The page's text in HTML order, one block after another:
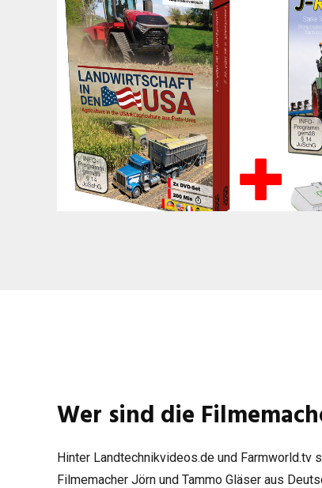
Wer sind die
Hin­ter Landtechnikvideos.de und Farmworld.tv
Fil­me­ma­cher Jörn und Tammo Glä­ser aus